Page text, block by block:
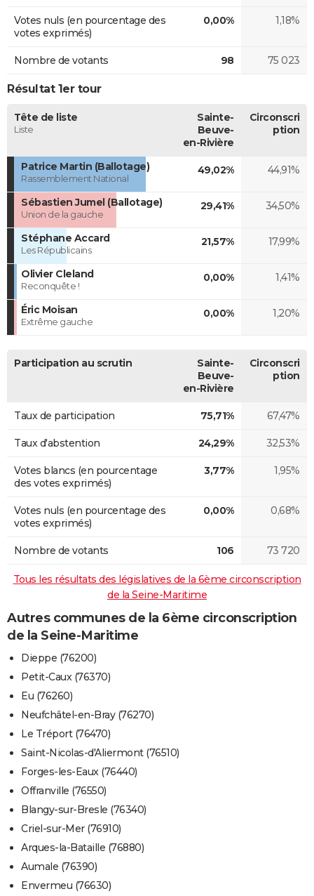
Votes nuls (en pourcentage des
votes exprimés)
0,00% 1,18%
Nombre de votants 98 75 023
Résultat 1er tour
Tête de liste
Liste
Sainte-
Beuve-
en-Rivière
Circonscri
ption
Patrice Martin (Ballotage)
Rassemblement National
49,02% 44,91%
Sébastien Jumel (Ballotage)
Union de la gauche
29,41% 34,50%
Stéphane Accard
Les Républicains
21,57% 17,99%
Olivier Cleland
Reconquête !
0,00% 1,41%
Éric Moisan
Extrême gauche
0,00% 1,20%
Participation au scrutin
Sainte-
Beuve-
en-Rivière
Circonscri
ption
Taux de participation 75,71% 67,47%
Taux d'abstention 24,29% 32,53%
Votes blancs (en pourcentage
des votes exprimés)
3,77% 1,95%
Votes nuls (en pourcentage des
votes exprimés)
0,00% 0,68%
Nombre de votants 106 73 720
Tous les résultats des législatives de la 6ème circonscription
de la Seine-Maritime
Autres communes de la 6ème circonscription
de la Seine-Maritime
Dieppe (76200)
Petit-Caux (76370)
Eu (76260)
Neufchâtel-en-Bray (76270)
Le Tréport (76470)
Saint-Nicolas-d'Aliermont (76510)
Forges-les-Eaux (76440)
Offranville (76550)
Blangy-sur-Bresle (76340)
Criel-sur-Mer (76910)
Arques-la-Bataille (76880)
Aumale (76390)
Envermeu (76630)